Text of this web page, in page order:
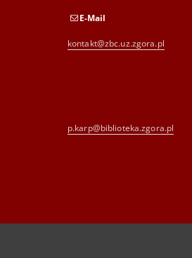
E-Mail
kontakt@zbc.uz.zgora.pl
p.karp@biblioteka.zgora.pl